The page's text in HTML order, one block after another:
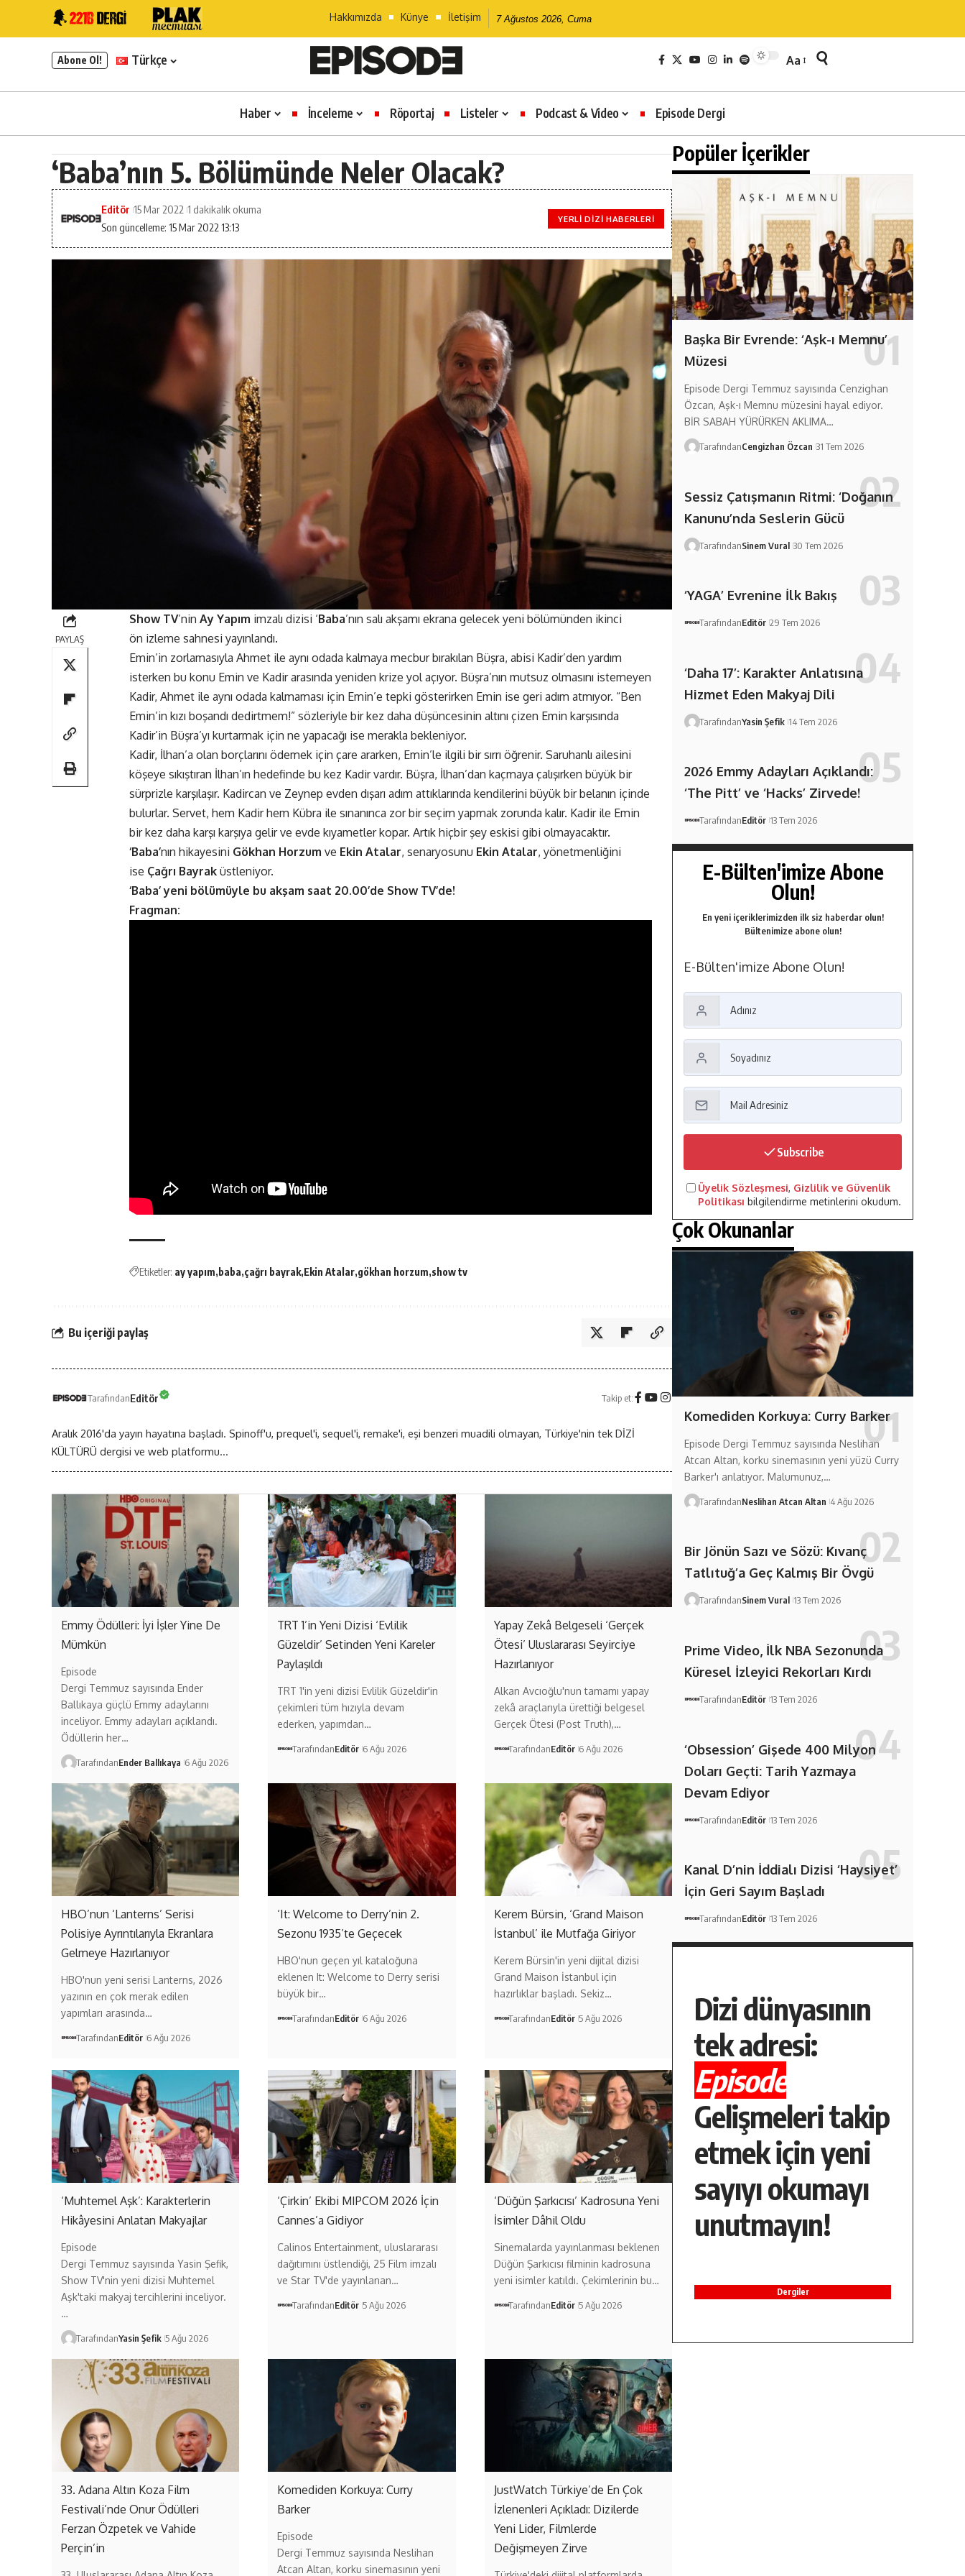
Hakkımızda Künye İletişim 7 Ağustos 2026, Cuma
Abone Ol! Türkçe Aa
Haber İnceleme Röportaj Listeler Podcast & Video Episode Dergi
‘Baba’nın 5. Bölümünde Neler Olacak?
Son güncelleme: 15 Mar 2022 13:13
Editör 15 Mar 2022 1 dakikalık okuma
YERLI DIZI HABERLERI
PAYLAŞ
Show TV’nin Ay Yapım imzalı dizisi ‘Baba’nın salı akşamı ekrana gelecek yeni bölümünden ikinci
ön izleme sahnesi yayınlandı.
Emin’in zorlamasıyla Ahmet ile aynı odada kalmaya mecbur bırakılan Büşra, abisi Kadir’den yardım
isterken bu konu Emin ve Kadir arasında yeniden krize yol açıyor. Büşra’nın mutsuz olmasını istemeyen
Kadir, Ahmet ile aynı odada kalmaması için Emin’e tepki gösterirken Emin ise geri adım atmıyor. “Ben
Emin’in kızı boşandı dedirtmem!” sözleriyle bir kez daha düşüncesinin altını çizen Emin karşısında
Kadir’in Büşra’yı kurtarmak için ne yapacağı ise merakla bekleniyor.
Kadir, İlhan’a olan borçlarını ödemek için çare ararken, Emin’le ilgili bir sırrı öğrenir. Saruhanlı ailesini
köşeye sıkıştıran İlhan’ın hedefinde bu kez Kadir vardır. Büşra, İlhan’dan kaçmaya çalışırken büyük bir
sürprizle karşılaşır. Kadircan ve Zeynep evden dışarı adım attıklarında kendilerini büyük bir belanın içinde
bulurlar. Servet, hem Kadir hem Kübra ile sınanınca zor bir seçim yapmak zorunda kalır. Kadir ile Emin
bir kez daha karşı karşıya gelir ve evde kıyametler kopar. Artık hiçbir şey eskisi gibi olmayacaktır.
‘Baba’nın hikayesini Gökhan Horzum ve Ekin Atalar, senaryosunu Ekin Atalar, yönetmenliğini
ise Çağrı Bayrak üstleniyor.
‘Baba’ yeni bölümüyle bu akşam saat 20.00’de Show TV’de!
Fragman:
Etiketler: ay yapım baba çağrı bayrak Ekin Atalar gökhan horzum show tv
Bu içeriği paylaş
TarafındanEditör Takip et:
Aralık 2016'da yayın hayatına başladı. Spinoff'u, prequel'i, sequel'i, remake'i, eşi benzeri muadili olmayan, Türkiye'nin tek DİZİ
KÜLTÜRÜ dergisi ve web platformu...
Emmy Ödülleri: İyi İşler Yine De
Mümkün
Episode
Dergi Temmuz sayısında Ender
Ballıkaya güçlü Emmy adaylarını
inceliyor. Emmy adayları açıklandı.
Ödüllerin her…
TarafındanEnder Ballıkaya 6 Ağu 2026
TRT 1’in Yeni Dizisi ‘Evlilik
Güzeldir’ Setinden Yeni Kareler
Paylaşıldı
TRT 1'in yeni dizisi Evlilik Güzeldir'in
çekimleri tüm hızıyla devam
ederken, yapımdan…
TarafındanEditör 6 Ağu 2026
Yapay Zekâ Belgeseli ‘Gerçek
Ötesi’ Uluslararası Seyirciye
Hazırlanıyor
Alkan Avcıoğlu'nun tamamı yapay
zekâ araçlarıyla ürettiği belgesel
Gerçek Ötesi (Post Truth),…
TarafındanEditör 6 Ağu 2026
HBO’nun ‘Lanterns’ Serisi
Polisiye Ayrıntılarıyla Ekranlara
Gelmeye Hazırlanıyor
HBO'nun yeni serisi Lanterns, 2026
yazının en çok merak edilen
yapımları arasında…
TarafındanEditör 6 Ağu 2026
‘It: Welcome to Derry’nin 2.
Sezonu 1935’te Geçecek
HBO'nun geçen yıl kataloğuna
eklenen It: Welcome to Derry serisi
büyük bir…
TarafındanEditör 6 Ağu 2026
Kerem Bürsin, ‘Grand Maison
İstanbul’ ile Mutfağa Giriyor
Kerem Bürsin'in yeni dijital dizisi
Grand Maison İstanbul için
hazırlıklar başladı. Sekiz…
TarafındanEditör 5 Ağu 2026
‘Muhtemel Aşk’: Karakterlerin
Hikâyesini Anlatan Makyajlar
Episode
Dergi Temmuz sayısında Yasin Şefik,
Show TV'nin yeni dizisi Muhtemel
Aşk'taki makyaj tercihlerini inceliyor.
…
TarafındanYasin Şefik 5 Ağu 2026
‘Çirkin’ Ekibi MIPCOM 2026 İçin
Cannes’a Gidiyor
Calinos Entertainment, uluslararası
dağıtımını üstlendiği, 25 Film imzalı
ve Star TV'de yayınlanan…
TarafındanEditör 5 Ağu 2026
‘Düğün Şarkıcısı’ Kadrosuna Yeni
İsimler Dâhil Oldu
Sinemalarda yayınlanması beklenen
Düğün Şarkıcısı filminin kadrosuna
yeni isimler katıldı. Çekimlerinin bu…
TarafındanEditör 5 Ağu 2026
33. Adana Altın Koza Film
Festivali’nde Onur Ödülleri
Ferzan Özpetek ve Vahide
Perçin’in
Komediden Korkuya: Curry
Barker
Episode
Dergi Temmuz sayısında Neslihan
Atcan Altan, korku sinemasının yeni
JustWatch Türkiye’de En Çok
İzlenenleri Açıkladı: Dizilerde
Yeni Lider, Filmlerde
Değişmeyen Zirve
Popüler İçerikler
Başka Bir Evrende: ‘Aşk-ı Memnu’
Müzesi
Episode Dergi Temmuz sayısında Cenzighan
Özcan, Aşk-ı Memnu müzesini hayal ediyor.
BİR SABAH YÜRÜRKEN AKLIMA…
TarafındanCengizhan Özcan 31 Tem 2026
Sessiz Çatışmanın Ritmi: ‘Doğanın
Kanunu’nda Seslerin Gücü
TarafındanSinem Vural 30 Tem 2026
‘YAGA’ Evrenine İlk Bakış
TarafındanEditör 29 Tem 2026
‘Daha 17’: Karakter Anlatısına
Hizmet Eden Makyaj Dili
TarafındanYasin Şefik 14 Tem 2026
2026 Emmy Adayları Açıklandı:
‘The Pitt’ ve ‘Hacks’ Zirvede!
TarafındanEditör 13 Tem 2026
E-Bülten'imize Abone
Olun!
En yeni içeriklerimizden ilk siz haberdar olun!
Bültenimize abone olun!
E-Bülten'imize Abone Olun!
Subscribe
Üyelik Sözleşmesi, Gizlilik ve Güvenlik
Politikası bilgilendirme metinlerini okudum.
Çok Okunanlar
Komediden Korkuya: Curry Barker
Episode Dergi Temmuz sayısında Neslihan
Atcan Altan, korku sinemasının yeni yüzü Curry
Barker'ı anlatıyor. Malumunuz,…
TarafındanNeslihan Atcan Altan 4 Ağu 2026
Bir Jönün Sazı ve Sözü: Kıvanç
Tatlıtuğ’a Geç Kalmış Bir Övgü
TarafındanSinem Vural 13 Tem 2026
Prime Video, İlk NBA Sezonunda
Küresel İzleyici Rekorları Kırdı
TarafındanEditör 13 Tem 2026
‘Obsession’ Gişede 400 Milyon
Doları Geçti: Tarih Yazmaya
Devam Ediyor
TarafındanEditör 13 Tem 2026
Kanal D’nin İddialı Dizisi ‘Haysiyet’
İçin Geri Sayım Başladı
TarafındanEditör 13 Tem 2026
Dizi dünyasının
tek adresi:
Episode
Gelişmeleri takip
etmek için yeni
sayıyı okumayı
unutmayın!
Dergiler